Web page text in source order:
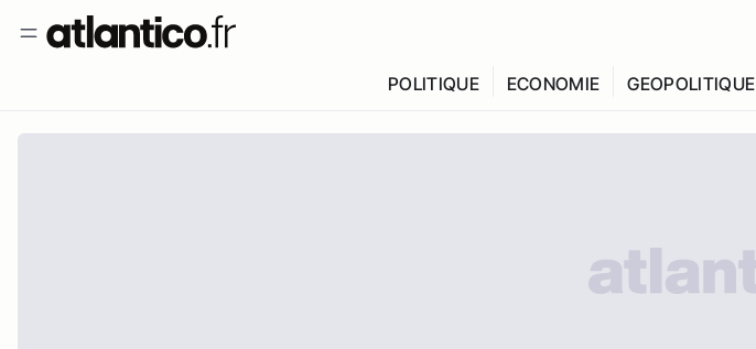
POLITIQUE ECONOMIE GEOPOLITIQUE